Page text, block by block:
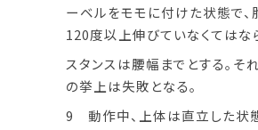
ーベルをモモに付けた状態で
120度以上伸びていなくてはな
スタンスは腰幅までとする。そ
の挙上は失敗となる。
9 動作中、上体は直立した状